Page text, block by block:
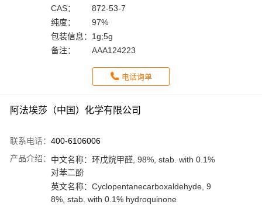
CAS：
872-53-7
纯度：
97%
包装信息： 1g;5g
备注：
AAA124223
电话询单
阿法埃莎（中国）化学有限公司
联系电话： 400-6106006
产品介绍： 中文名称： 环戊烷甲醛, 98%, stab. with 0.1%
对苯二酚
英文名称： Cyclopentanecarboxaldehyde, 9
8%, stab. with 0.1% hydroquinone